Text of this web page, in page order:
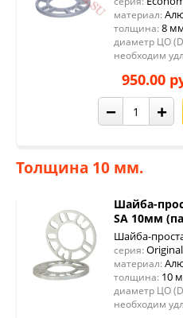
материал:
толщина: 8
диаметр ЦО
необходим
950.00
− +
Толщина 10 мм.
Шайба-
SA 10мм
Шайба-
серия:
материал:
толщина: 10
диаметр ЦО
необходим